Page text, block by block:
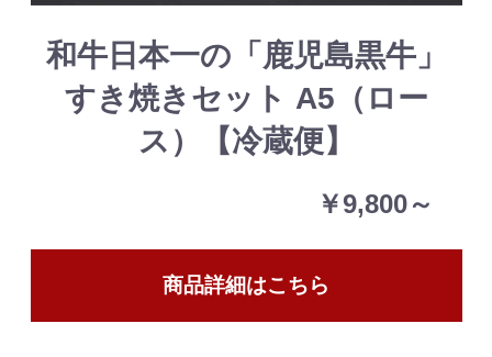
和牛日本一の「鹿児島黒牛」
すき焼きセット A5（ロー
ス）【冷蔵便】
￥9,800～
商品詳細はこちら